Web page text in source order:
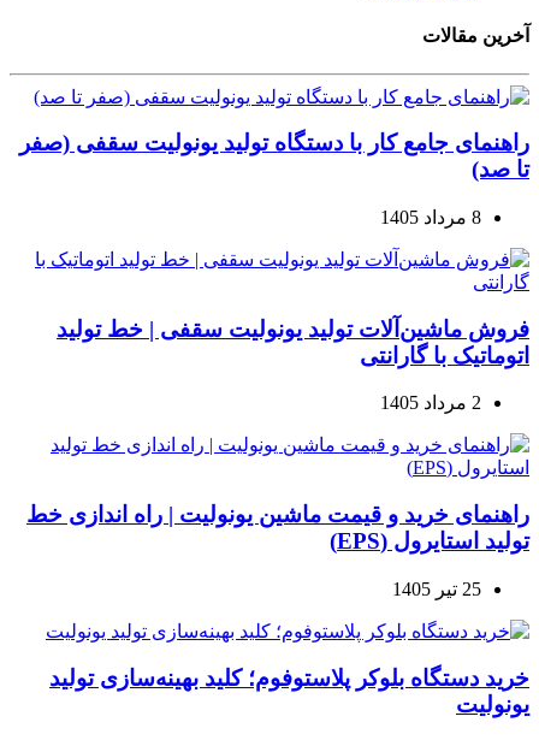
آخرین مقالات
راهنمای جامع کار با دستگاه تولید یونولیت سقفی (صفر
تا صد)
8 مرداد 1405
فروش ماشین‌آلات تولید یونولیت سقفی | خط تولید
اتوماتیک با گارانتی
2 مرداد 1405
راهنمای خرید و قیمت ماشین یونولیت | راه اندازی خط
تولید استایرول (EPS)
25 تیر 1405
خرید دستگاه بلوکر پلاستوفوم؛ کلید بهینه‌سازی تولید
یونولیت